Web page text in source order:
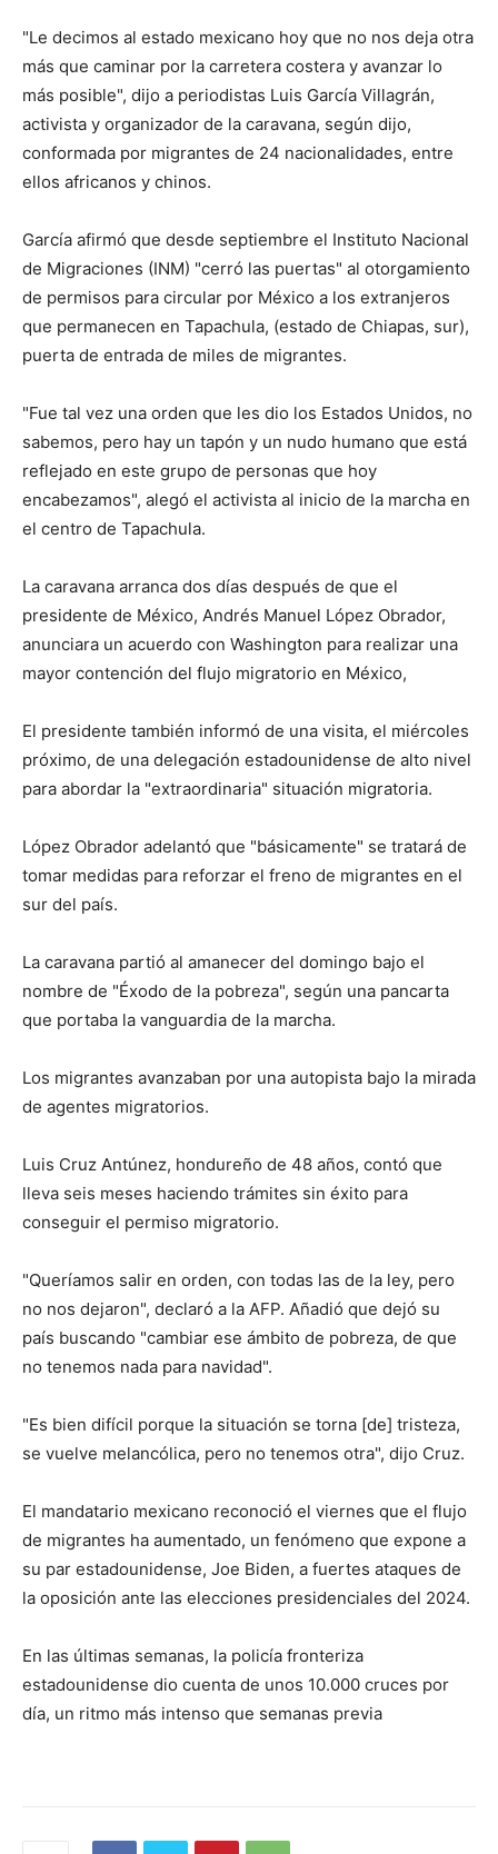
"Le decimos al estado mexicano hoy que no nos deja otra
más que caminar por la carretera costera y avanzar lo
más posible", dijo a periodistas Luis García Villagrán,
activista y organizador de la caravana, según dijo,
conformada por migrantes de 24 nacionalidades, entre
ellos africanos y chinos.
García afirmó que desde septiembre el Instituto Nacional
de Migraciones (INM) "cerró las puertas" al otorgamiento
de permisos para circular por México a los extranjeros
que permanecen en Tapachula, (estado de Chiapas, sur),
puerta de entrada de miles de migrantes.
"Fue tal vez una orden que les dio los Estados Unidos, no
sabemos, pero hay un tapón y un nudo humano que está
reflejado en este grupo de personas que hoy
encabezamos", alegó el activista al inicio de la marcha en
el centro de Tapachula.
La caravana arranca dos días después de que el
presidente de México, Andrés Manuel López Obrador,
anunciara un acuerdo con Washington para realizar una
mayor contención del flujo migratorio en México,
El presidente también informó de una visita, el miércoles
próximo, de una delegación estadounidense de alto nivel
para abordar la "extraordinaria" situación migratoria.
López Obrador adelantó que "básicamente" se tratará de
tomar medidas para reforzar el freno de migrantes en el
sur del país.
La caravana partió al amanecer del domingo bajo el
nombre de "Éxodo de la pobreza", según una pancarta
que portaba la vanguardia de la marcha.
Los migrantes avanzaban por una autopista bajo la mirada
de agentes migratorios.
Luis Cruz Antúnez, hondureño de 48 años, contó que
lleva seis meses haciendo trámites sin éxito para
conseguir el permiso migratorio.
"Queríamos salir en orden, con todas las de la ley, pero
no nos dejaron", declaró a la AFP. Añadió que dejó su
país buscando "cambiar ese ámbito de pobreza, de que
no tenemos nada para navidad".
"Es bien difícil porque la situación se torna [de] tristeza,
se vuelve melancólica, pero no tenemos otra", dijo Cruz.
El mandatario mexicano reconoció el viernes que el flujo
de migrantes ha aumentado, un fenómeno que expone a
su par estadounidense, Joe Biden, a fuertes ataques de
la oposición ante las elecciones presidenciales del 2024.
En las últimas semanas, la policía fronteriza
estadounidense dio cuenta de unos 10.000 cruces por
día, un ritmo más intenso que semanas previa